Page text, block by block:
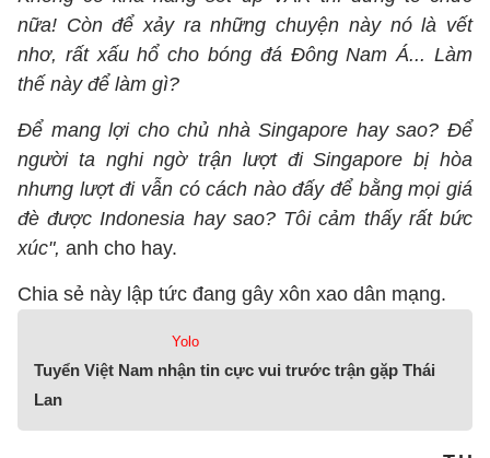
nữa! Còn để xảy ra những chuyện này nó là vết
nhơ, rất xấu hổ cho bóng đá Đông Nam Á... Làm
thế này để làm gì?
Để mang lợi cho chủ nhà Singapore hay sao? Để
người ta nghi ngờ trận lượt đi Singapore bị hòa
nhưng lượt đi vẫn có cách nào đấy để bằng mọi giá
đè được Indonesia hay sao? Tôi cảm thấy rất bức
xúc", anh cho hay.
Chia sẻ này lập tức đang gây xôn xao dân mạng.
Yolo
Tuyển Việt Nam nhận tin cực vui trước trận gặp Thái
Lan